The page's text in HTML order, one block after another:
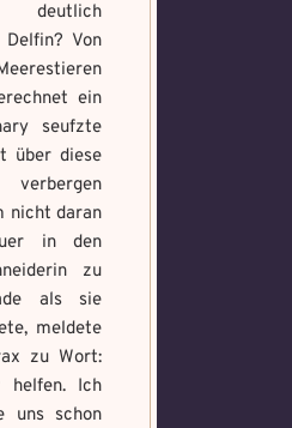
Delfin? Von
ein
seufzte
über diese
nicht daran
in den
zu
als sie
meldete
zu Wort:
helfen. Ich
uns schon